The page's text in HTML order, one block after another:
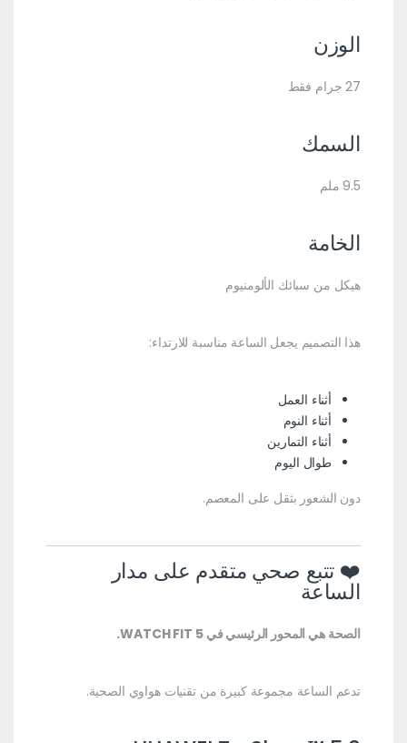
الوزن
27 جرام فقط
السمك
9.5 ملم
الخامة
هيكل من سبائك الألومنيوم
هذا التصميم يجعل الساعة مناسبة للارتداء:
أثناء العمل
أثناء النوم
أثناء التمارين
طوال اليوم
دون الشعور بثقل على المعصم.
❤️ تتبع صحي متقدم على مدار
الساعة
الصحة هي المحور الرئيسي في WATCH FIT 5.
تدعم الساعة مجموعة كبيرة من تقنيات هواوي الصحية.